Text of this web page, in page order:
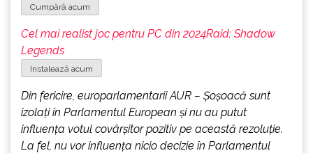
Cumpără acum
Cel mai realist joc pentru PC din 2024Raid: Shadow
Legends
Instalează acum
Din fericire, europarlamentarii AUR – Șoșoacă sunt
izolați în Parlamentul European și nu au putut
influența votul covârșitor pozitiv pe această rezoluție.
La fel, nu vor influența nicio decizie în Parlamentul